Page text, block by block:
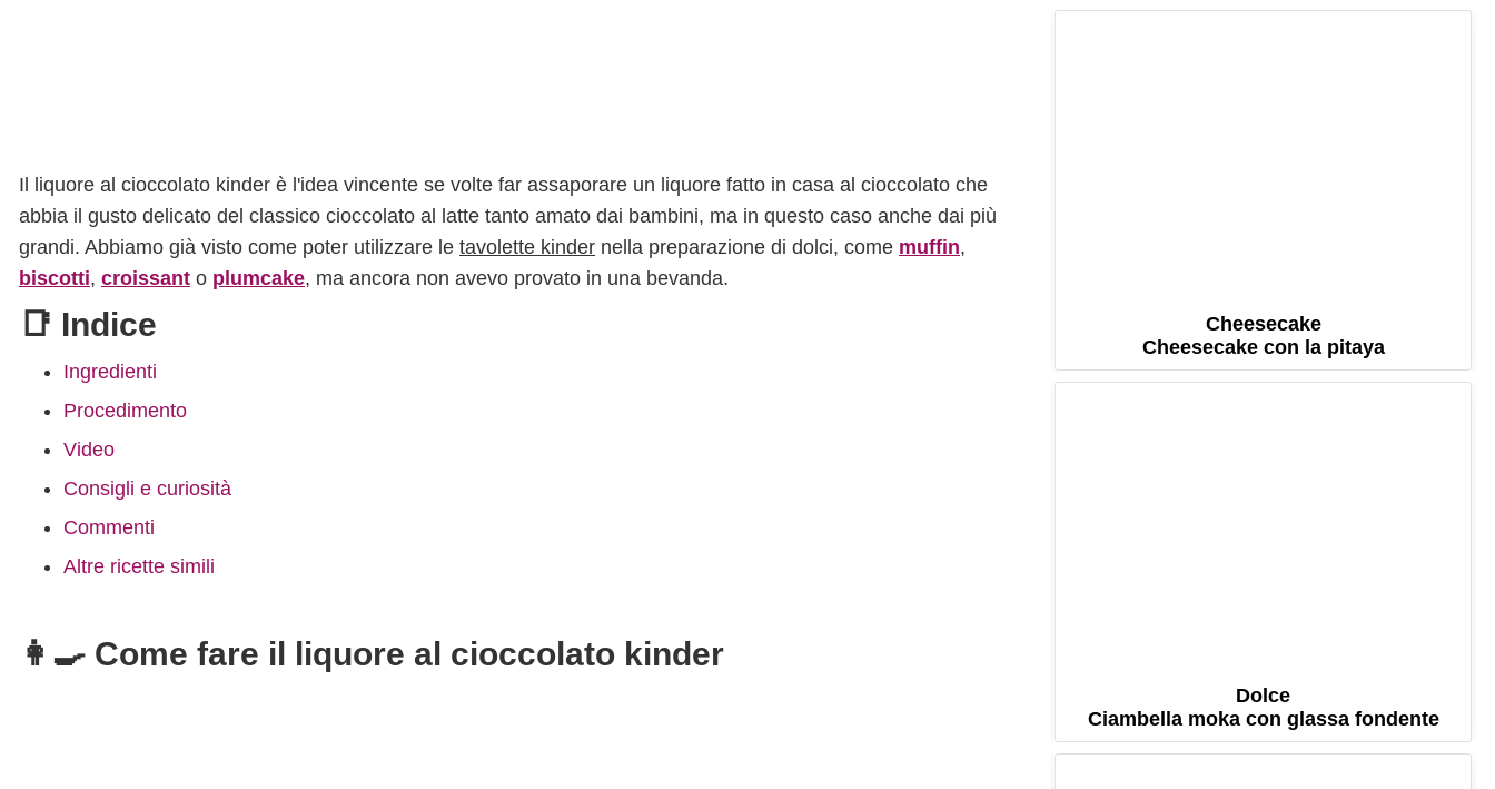
Il liquore al cioccolato kinder è l'idea vincente se volte far assaporare un liquore fatto in casa al cioccolato che
abbia il gusto delicato del classico cioccolato al latte tanto amato dai bambini, ma in questo caso anche dai più
grandi. Abbiamo già visto come poter utilizzare le tavolette kinder nella preparazione di dolci, come muffin,
biscotti, croissant o plumcake, ma ancora non avevo provato in una bevanda.
📑 Indice
Ingredienti
Procedimento
Video
Consigli e curiosità
Commenti
Altre ricette simili
👩‍🍳 Come fare il liquore al cioccolato kinder
Cheesecake
Cheesecake con la pitaya
Dolce
Ciambella moka con glassa fondente